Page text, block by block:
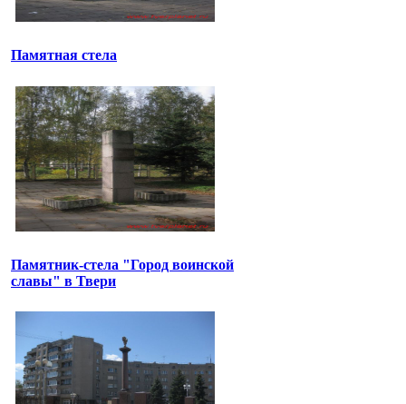
Памятная стела
Памятник-стела "Город воинской
славы" в Твери